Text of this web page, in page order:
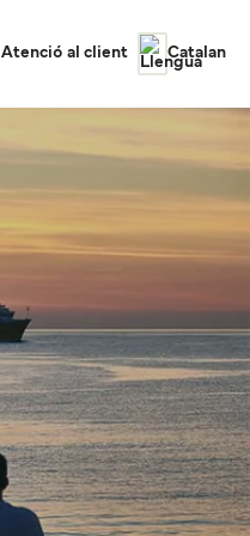
Atenció al client Catalan